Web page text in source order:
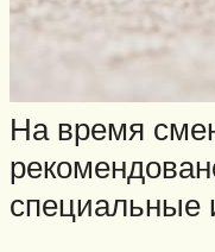
На время
специальные